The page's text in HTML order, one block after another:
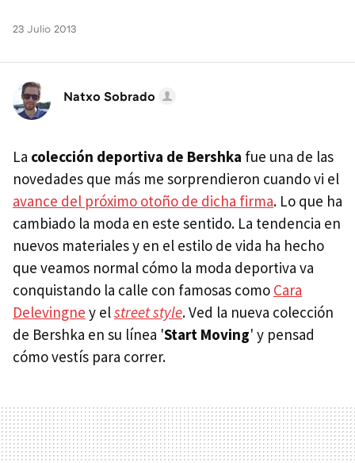
23 Julio 2013
Natxo Sobrado
La colección deportiva de Bershka fue una de las
novedades que más me sorprendieron cuando vi el
avance del próximo otoño de dicha firma. Lo que ha
cambiado la moda en este sentido. La tendencia en
nuevos materiales y en el estilo de vida ha hecho
que veamos normal cómo la moda deportiva va
conquistando la calle con famosas como Cara
Delevingne y elstreet style. Ved la nueva colección
de Bershka en su línea 'Start Moving' y pensad
cómo vestís para correr.